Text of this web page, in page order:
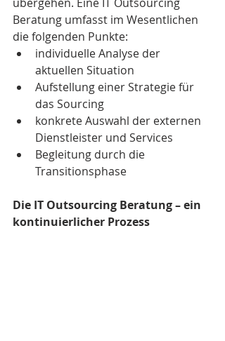
Beratung umfasst im Wesentlichen
die folgenden Punkte:
individuelle Analyse der
aktuellen Situation
Aufstellung einer Strategie für
das Sourcing
konkrete Auswahl der externen
Dienstleister und Services
Begleitung durch die
Transitionsphase
Die IT Outsourcing Beratung – ein
kontinuierlicher Prozess